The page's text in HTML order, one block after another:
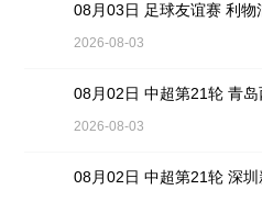
08月03日 足球友谊赛 利
2026-08-03
2026-08-03